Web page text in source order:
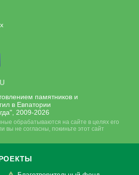
памятников и
в Евпатории
2009-2026
обрабатываются на сайте в целях его
вы не согласны, покиньте этот сайт